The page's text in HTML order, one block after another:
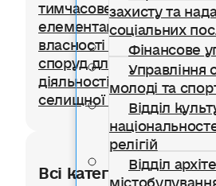
захисту та
соціальних
Фінансове
Управління
молоді та
Відділ
релігій
Відділ
елементами
власності для
споруд для
діяльності на території
селищної територіальної
Всі категорії розділу